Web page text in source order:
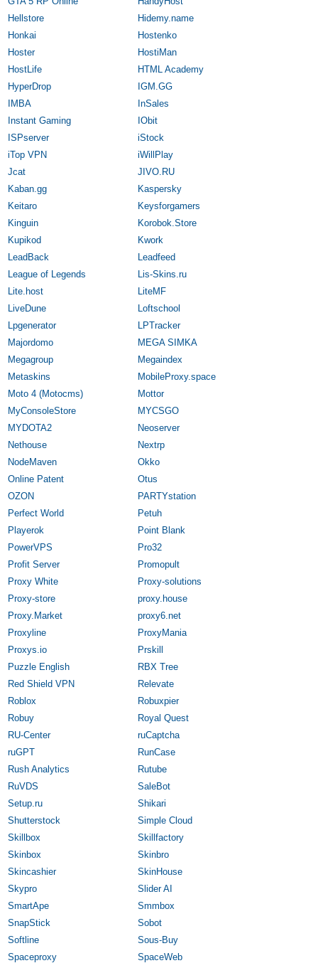
Hellstore
Hidemy.name
Honkai
Hostenko
Hoster
HostiMan
HostLife
HTML Academy
HyperDrop
IGM.GG
IMBA
InSales
Instant Gaming
IObit
ISPserver
iStock
iTop VPN
iWillPlay
Jcat
JIVO.RU
Kaban.gg
Kaspersky
Keitaro
Keysforgamers
Kinguin
Korobok.Store
Kupikod
Kwork
LeadBack
Leadfeed
League of Legends
Lis-Skins.ru
Lite.host
LiteMF
LiveDune
Loftschool
Lpgenerator
LPTracker
Majordomo
MEGA SIMKA
Megagroup
Megaindex
Metaskins
MobileProxy.space
Moto 4 (Motocms)
Mottor
MyConsoleStore
MYCSGO
MYDOTA2
Neoserver
Nethouse
Nextrp
NodeMaven
Okko
Online Patent
Otus
OZON
PARTYstation
Perfect World
Petuh
Playerok
Point Blank
PowerVPS
Pro32
Profit Server
Promopult
Proxy White
Proxy-solutions
Proxy-store
proxy.house
Proxy.Market
proxy6.net
Proxyline
ProxyMania
Proxys.io
Prskill
Puzzle English
RBX Tree
Red Shield VPN
Relevate
Roblox
Robuxpier
Robuy
Royal Quest
RU-Center
ruCaptcha
ruGPT
RunCase
Rush Analytics
Rutube
RuVDS
SaleBot
Setup.ru
Shikari
Shutterstock
Simple Cloud
Skillbox
Skillfactory
Skinbox
Skinbro
Skincashier
SkinHouse
Skypro
Slider AI
SmartApe
Smmbox
SnapStick
Sobot
Softline
Sous-Buy
Spaceproxy
SpaceWeb